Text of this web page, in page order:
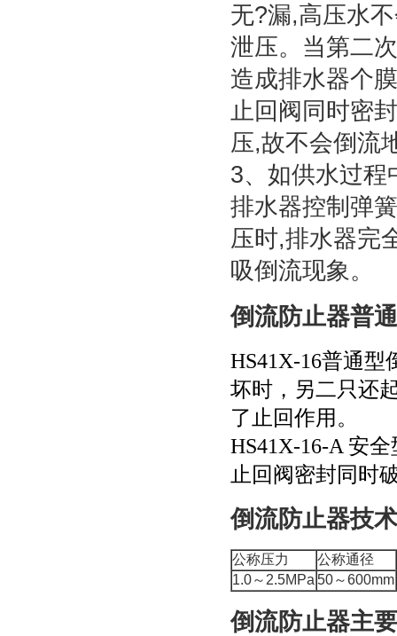
无?漏,高压水
泄压。当第二
造成排水器个
止回阀同时密
压,故不会倒流
3、如供水过程
排水器控制弹
压时,排水器完
吸倒流现象。
倒流防止器普
HS41X-16普通
坏时，另二只还
了止回作用。
HS41X-16-A 安
止回阀密封同时
倒流防止器技
公称压力
公称通径
1.0～2.5MPa 50～600mm
倒流防止器主